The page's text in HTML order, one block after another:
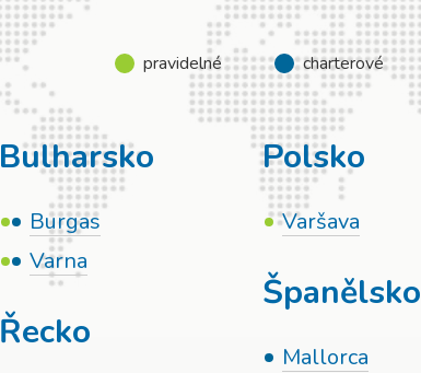
pravidelné charterové
Bulharsko
Burgas
Varna
Řecko
Polsko
Varšava
Španělsko
Mallorca